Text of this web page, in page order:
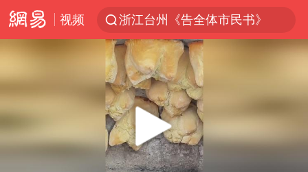
视频
浙江台州《告全体市民书》
伊斯兰版北约来了吗
网约车司机充电时猝死保险拒赔
陕西柞水泥石流已致2死 仍有1人失联